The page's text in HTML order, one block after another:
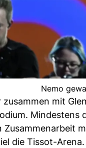
Nemo
mit
Mindestens
Zusammenarbeit
die Tissot-